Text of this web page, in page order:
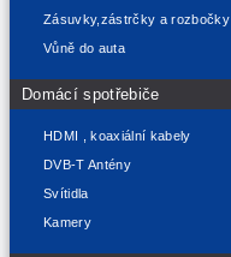
Zásuvky,zástrčky a rozbočky
Vůně do auta
Domácí spotřebiče
HDMI , koaxiální kabely
DVB-T Antény
Svítidla
Kamery